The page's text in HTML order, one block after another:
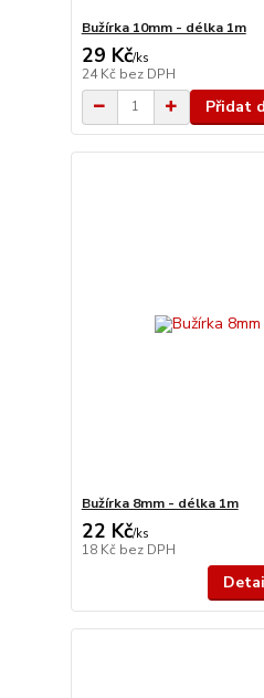
Bužírka 10mm - délka 1m
29 Kč/ks
24 Kč bez DPH
Přidat
Bužírka 8mm - délka 1m
22 Kč/ks
18 Kč bez DPH